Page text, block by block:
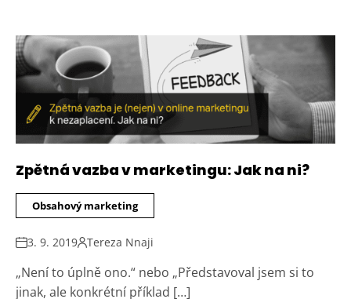
Zpětná vazba v marketingu: Jak na ni?
Obsahový marketing
3. 9. 2019 Tereza Nnaji
„Není to úplně ono.“ nebo „Představoval jsem si to
jinak, ale konkrétní příklad […]